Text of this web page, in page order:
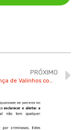
PRÓXIMO
Casa da Criança de Valinhos comemora 30 anos com ações especiais